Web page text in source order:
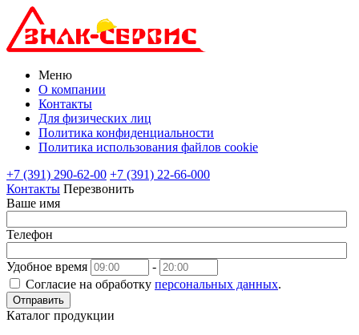
Меню
О компании
Контакты
Для физических лиц
Политика конфиденциальности
Политика использования файлов cookie
+7 (391) 290-62-00 +7 (391) 22-66-000
Контакты Перезвонить
Ваше имя
Телефон
Удобное время
-
Согласие на обработку персональных данных.
Отправить
Каталог продукции